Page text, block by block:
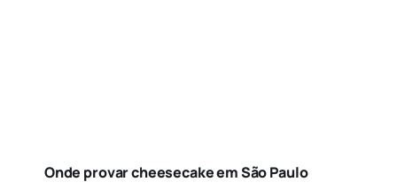
Onde provar cheesecake em São Paulo